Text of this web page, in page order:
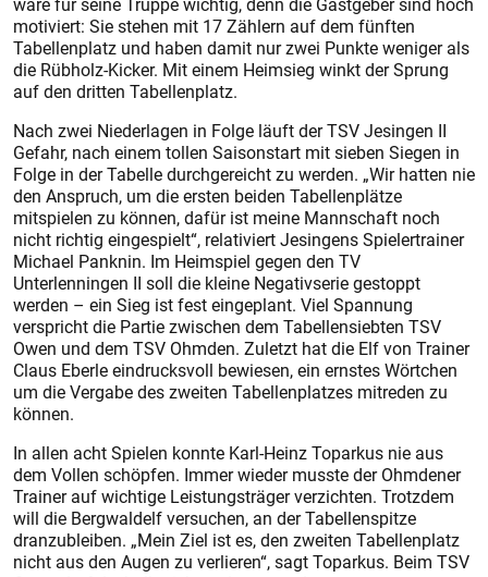
motiviert: Sie stehen mit 17 Zählern auf dem fünften
Tabellenplatz und haben damit nur zwei Punkte weniger als
die Rübholz-Kicker. Mit einem Heimsieg winkt der Sprung
auf den dritten Tabellenplatz.
Nach zwei Niederlagen in Folge läuft der TSV Jesingen II
Gefahr, nach einem tollen Saisonstart mit sieben Siegen in
Folge in der Tabelle durchgereicht zu werden. „Wir hatten nie
den Anspruch, um die ersten beiden Tabellenplätze
mitspielen zu können, dafür ist meine Mannschaft noch
nicht richtig eingespielt“, relativiert Jesingens Spielertrainer
Michael Panknin. Im Heimspiel gegen den TV
Unterlenningen II soll die kleine Negativserie gestoppt
werden – ein Sieg ist fest eingeplant. Viel Spannung
verspricht die Partie zwischen dem Tabellensiebten TSV
Owen und dem TSV Ohmden. Zuletzt hat die Elf von Trainer
Claus Eberle eindrucksvoll bewiesen, ein ernstes Wörtchen
um die Vergabe des zweiten Tabellenplatzes mitreden zu
können.
In allen acht Spielen konnte Karl-Heinz Toparkus nie aus
dem Vollen schöpfen. Immer wieder musste der Ohmdener
Trainer auf wichtige Leistungsträger verzichten. Trotzdem
will die Bergwaldelf versuchen, an der Tabellenspitze
dranzubleiben. „Mein Ziel ist es, den zweiten Tabellenplatz
nicht aus den Augen zu verlieren“, sagt Toparkus. Beim TSV